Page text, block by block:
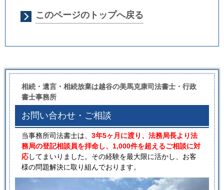
このページのトップへ戻る
相続・遺言・相続放棄は越谷の美馬克康司法書士・行政
書士事務所
お問い合わせ・ご相談
当事務所司法書士は、 3年5ヶ月に渡り、法務局長より法
務局の登記相談員を拝命し、1,000件を超えるご相談に対
応してまいりました。その経験を最大限に活かし、お客
様の問題解決に取り組んでおります。